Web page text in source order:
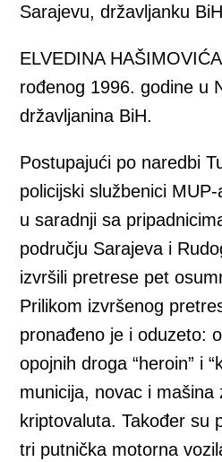
Sarajevu, državljanku
ELVEDINA
rođenog 1996. godine u
državljanina BiH.
Postupajući po naredbi
policijski službenici
u saradnji sa
području Sarajeva i
izvršili pretrese pet
Prilikom izvršenog
pronađeno je i oduzeto:
opojnih droga “heroin” i
municija, novac i mašina
kriptovaluta. Također su
tri putnička motorna